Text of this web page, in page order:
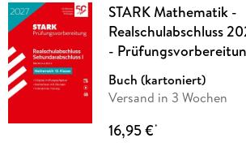
STARK Mathematik -
Realschulabschluss
-
Buch (kartoniert)
Versand in 3 Wochen
16,95 €*